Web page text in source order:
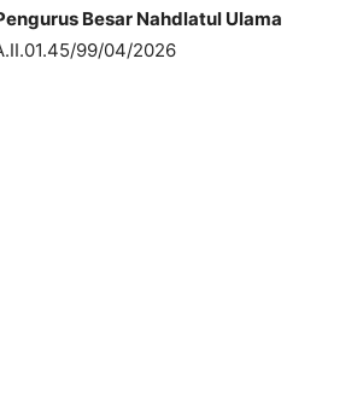
Besar Nahdlatul Ulama
99/04/2026